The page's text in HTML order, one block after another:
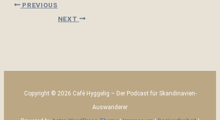
PREVIOUS
NEXT
Copyright © 2026 Café Hyggelig – Der Podcast für Skandinavien-
Auswanderer